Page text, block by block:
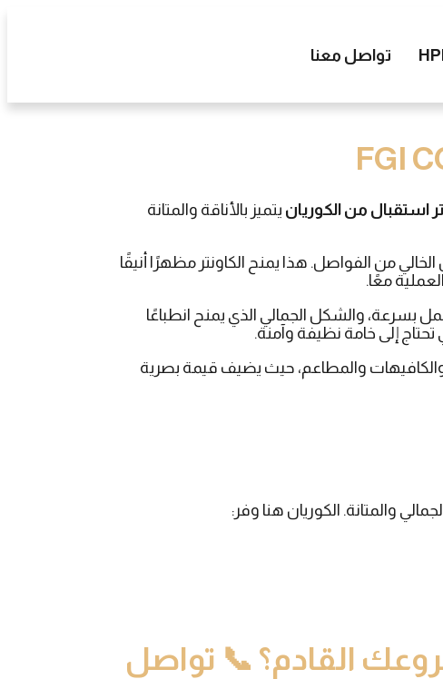
تواصل معنا
استقبال من الكوريان يتميز بالأناقة والمتانة
من الفواصل. هذا يمنح الكاونتر مظهرًا أنيقًا
معًا.
بسرعة، والشكل الجمالي الذي يمنح انطباعًا
تحتاج إلى خامة نظيفة وآمنة.
والمطاعم، حيث يضيف قيمة بصرية
والمتانة. الكوريان هنا وفر:
القادم؟ 📞 تواصل